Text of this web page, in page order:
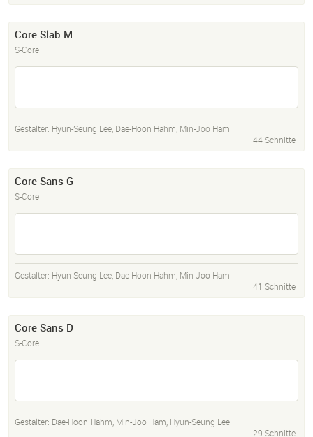
Core Slab M
S-Core
Gestalter: Hyun-Seung Lee, Dae-Hoon Hahm, Min-Joo Ham
44 Schnitte
Core Sans G
S-Core
Gestalter: Hyun-Seung Lee, Dae-Hoon Hahm, Min-Joo Ham
41 Schnitte
Core Sans D
S-Core
Gestalter: Dae-Hoon Hahm, Min-Joo Ham, Hyun-Seung Lee
29 Schnitte